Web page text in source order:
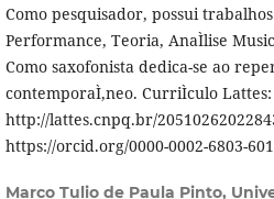
Como pesquisador, possui
Performance, Teoria, AnaÌlise
Como saxofonista dedica-se ao
contemporaÌ‚neo. CurriÌculo Lattes:
http://lattes.cnpq.br/
https://orcid.org/0000-0002-6803-
Marco Tulio de Paula Pinto,